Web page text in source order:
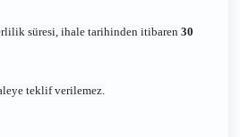
süresi, ihale tarihinden itibaren 30
teklif verilemez.